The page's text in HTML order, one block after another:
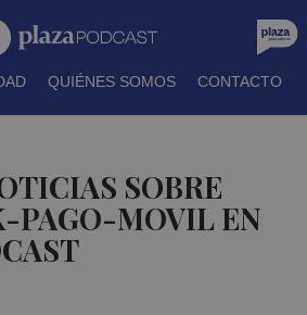
QUIÉNES SOMOS CONTACTO
SOBRE
PAGO-MOVIL EN